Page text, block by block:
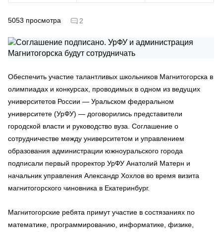
5053 просмотра 2
Обеспечить участие талантливых школьников Магнитогорска в
олимпиадах и конкурсах, проводимых в одном из ведущих
университетов России — Уральском федеральном
университете (УрФУ) — договорились представители
городской власти и руководство вуза. Соглашение о
сотрудничестве между университетом и управлением
образования администрации южноуральского города
подписали первый проректор УрФУ Анатолий Матерн и
начальник управления Александр Хохлов во время визита
магнитогорского чиновника в Екатеринбург.
Магнитогорские ребята примут участие в состязаниях по
математике, программированию, информатике, физике,